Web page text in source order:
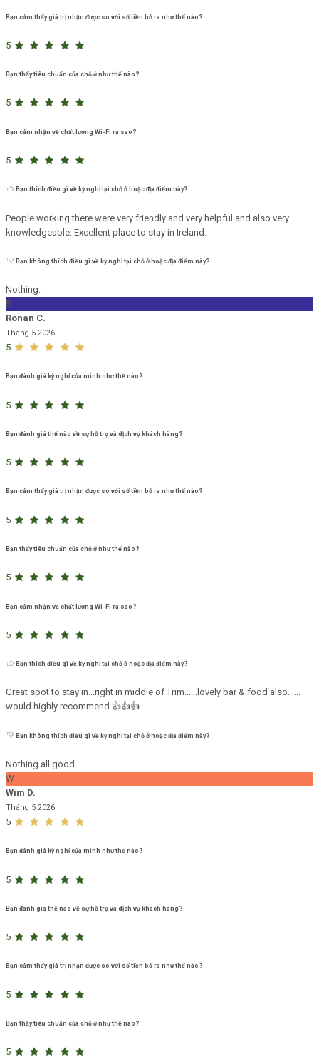
Bạn cảm thấy giá trị nhận được so với số tiền bỏ ra như thế nào?
5
Bạn thấy tiêu chuẩn của chỗ ở như thế nào?
5
Bạn cảm nhận về chất lượng Wi-Fi ra sao?
5
Bạn thích điều gì về kỳ nghỉ tại chỗ ở hoặc địa điểm này?
People working there were very friendly and very helpful and also very
knowledgeable. Excellent place to stay in Ireland.
Bạn không thích điều gì về kỳ nghỉ tại chỗ ở hoặc địa điểm này?
Nothing.
R
Ronan C.
Tháng 5 2026
5
Bạn đánh giá kỳ nghỉ của mình như thế nào?
5
Bạn đánh giá thế nào về sự hỗ trợ và dịch vụ khách hàng?
5
Bạn cảm thấy giá trị nhận được so với số tiền bỏ ra như thế nào?
5
Bạn thấy tiêu chuẩn của chỗ ở như thế nào?
5
Bạn cảm nhận về chất lượng Wi-Fi ra sao?
5
Bạn thích điều gì về kỳ nghỉ tại chỗ ở hoặc địa điểm này?
Great spot to stay in...right in middle of Trim......lovely bar & food also......
would highly recommend 👍👍👍
Bạn không thích điều gì về kỳ nghỉ tại chỗ ở hoặc địa điểm này?
Nothing all good......
W
Wim D.
Tháng 5 2026
5
Bạn đánh giá kỳ nghỉ của mình như thế nào?
5
Bạn đánh giá thế nào về sự hỗ trợ và dịch vụ khách hàng?
5
Bạn cảm thấy giá trị nhận được so với số tiền bỏ ra như thế nào?
5
Bạn thấy tiêu chuẩn của chỗ ở như thế nào?
5